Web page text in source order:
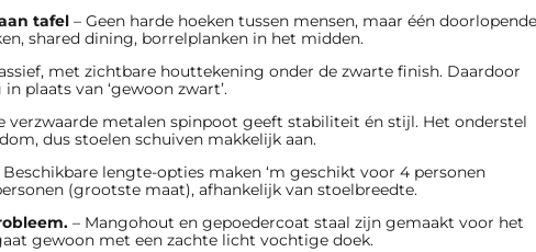
tafel – Geen harde hoeken tussen mensen, maar één doorlopende
shared dining, borrelplanken in het midden.
met zichtbare houttekening onder de zwarte finish. Daardoor
plaats van ‘gewoon zwart’.
verzwaarde metalen spinpoot geeft stabiliteit én stijl. Het onderstel
dus stoelen schuiven makkelijk aan.
Beschikbare lengte-opties maken ‘m geschikt voor 4 personen
(grootste maat), afhankelijk van stoelbreedte.
– Mangohout en gepoedercoat staal zijn gemaakt voor het
gewoon met een zachte licht vochtige doek.